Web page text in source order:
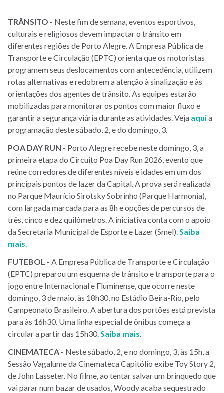
TRÂNSITO - Neste fim de semana, eventos esportivos,
culturais e religiosos devem impactar o trânsito em
diferentes regiões de Porto Alegre. A Empresa Pública de
Transporte e Circulação (EPTC) orienta que os motoristas
programem seus deslocamentos com antecedência, utilizem
rotas alternativas e redobrem a atenção à sinalização e às
orientações dos agentes de trânsito. As equipes estarão
mobilizadas para monitorar os pontos com maior fluxo e
garantir a segurança viária durante as atividades. Veja aquia
programação deste sábado, 2, e do domingo, 3.
POA DAY RUN - Porto Alegre recebe neste domingo, 3, a
primeira etapa do Circuito Poa Day Run 2026, evento que
reúne corredores de diferentes níveis e idades em um dos
principais pontos de lazer da Capital. A prova será realizada
no Parque Maurício Sirotsky Sobrinho (Parque Harmonia),
com largada marcada para as 8h e opções de percursos de
três, cinco e dez quilômetros. A iniciativa conta com o apoio
da Secretaria Municipal de Esporte e Lazer (Smel). Saiba
mais
FUTEBOL - A Empresa Pública de Transporte e Circulação
(EPTC) preparou um esquema de trânsito e transporte para o
jogo entre Internacional e Fluminense, que ocorre neste
domingo, 3 de maio, às 18h30, no Estádio Beira-Rio, pelo
Campeonato Brasileiro. A abertura dos portões está prevista
para às 16h30. Uma linha especial de ônibus começa a
circular a partir das 15h30. Saiba mais
CINEMATECA - Neste sábado, 2, e no domingo, 3, às 15h, a
Sessão Vagalume da Cinemateca Capitólio exibe Toy Story 2,
de John Lasseter. No filme, ao tentar salvar um brinquedo que
vai parar num bazar de usados, Woody acaba sequestrado